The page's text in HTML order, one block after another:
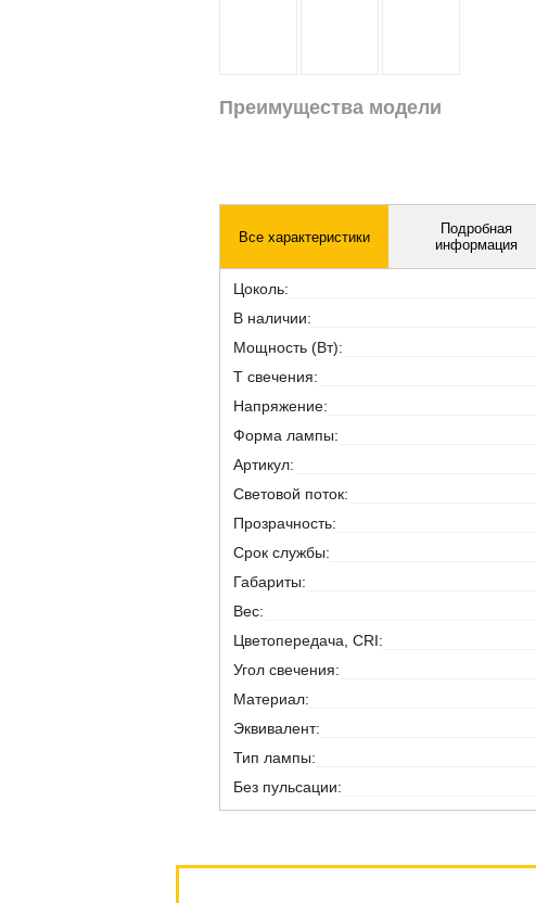
Преимущества модели
Все характеристики
Подробная
информация
Цоколь:
В наличии:
Мощность (Вт):
T свечения:
Напряжение:
Форма лампы:
Артикул:
Световой поток:
Прозрачность:
Срок службы:
Габариты:
Вес:
Цветопередача, CRI:
Угол свечения:
Материал:
Эквивалент:
Тип лампы:
Без пульсации: